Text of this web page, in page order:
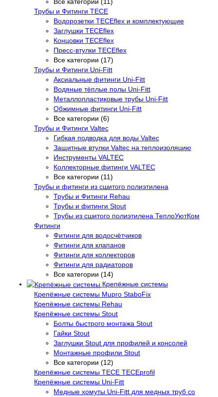
Трубы и Фитинги TECE
Водорозетки TECEflex и комплектующие
Заглушки TECEflex
Концовки TECEflex
Пресс-втулки TECEflex
Все категории (17)
Трубы и Фитинги Uni-Fitt
Аксиальные фитинги Uni-Fitt
Водяные тёплые полы Uni-Fitt
Металлопластиковые трубы Uni-Fitt
Обжимные фитинги Uni-Fitt
Все категории (6)
Трубы и Фитинги Valtec
Гибкая подводка для воды Valtec
Защитные втулки Valtec на теплоизоляцию
Инструменты VALTEC
Коллекторные фитинги VALTEC
Все категории (11)
Трубы и фитинги из сшитого полиэтилена
Трубы и Фитинги Rehau
Трубы и фитинги Stout
Трубы из сшитого полиэтилена ТеплоУютКом
Фитинги
Фитинги для водосчётчиков
Фитинги для клапанов
Фитинги для коллекторов
Фитинги для радиаторов
Все категории (14)
Крепёжные системы
Крепёжные системы Mupro StaboFix
Крепёжные системы Rehau
Крепёжные системы Stout
Болты быстрого монтажа Stout
Гайки Stout
Заглушки Stout для профилей и консолей
Монтажные профили Stout
Все категории (12)
Крепёжные системы TECE TECEprofil
Крепёжные системы Uni-Fitt
Медные хомуты Uni-Fitt для медных труб со